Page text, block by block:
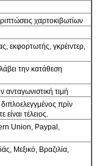
χαρτοκιβωτίων
εκφορτωτής, γκρέιντερ,
την κατάθεση
τιμή
πρίν
είναι τέλειος.
Union, Paypal,
Μεξικό, Βραζιλία,